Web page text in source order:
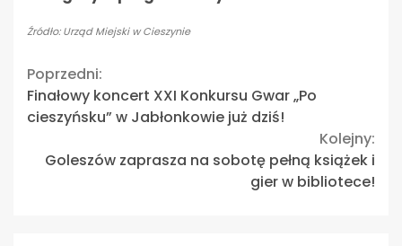
Źródło: Urząd Miejski w Cieszynie
Continue
Reading
Poprzedni:
Finałowy koncert XXI Konkursu Gwar „Po
cieszyńsku” w Jabłonkowie już dziś!
Kolejny:
Goleszów zaprasza na sobotę pełną książek i
gier w bibliotece!